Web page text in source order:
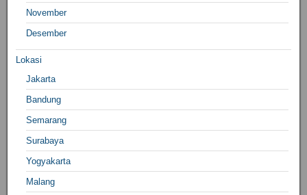
November
Desember
Lokasi
Jakarta
Bandung
Semarang
Surabaya
Yogyakarta
Malang